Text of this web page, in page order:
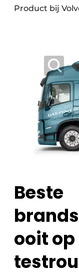
Product bij
Beste
ooit